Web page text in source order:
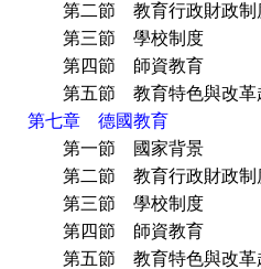
第二節 教育行政財政制
第三節 學校制度
第四節 師資教育
第五節 教育特色與改革
第七章 德國教育
第一節 國家背景
第二節 教育行政財政制
第三節 學校制度
第四節 師資教育
第五節 教育特色與改革